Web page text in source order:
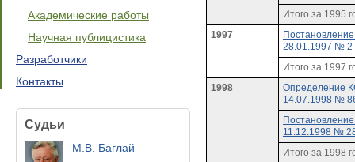
Академические работы
Научная публицистика
Разработчики
Контакты
Судьи
М.В. Баглай
Итого за 1995
1997
28.01.1997 №
Итого за 1997
1998
Определение
14.07.1998 №
11.12.1998 №
Итого за 1998